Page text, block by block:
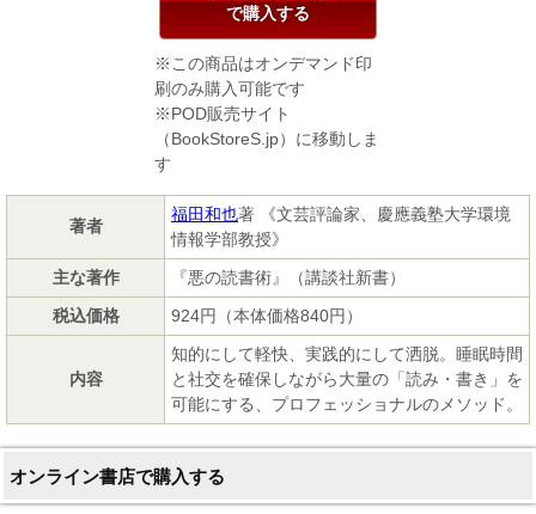
で購入する
※この商品はオンデマンド印
刷のみ購入可能です
※POD販売サイト
（BookStoreS.jp）に移動しま
す
著者
福田和也著 《文芸評論家、慶應義塾大学環境
情報学部教授》
主な著作
『悪の読書術』（講談社新書）
税込価格
924円（本体価格840円）
内容
知的にして軽快、実践的にして洒脱。睡眠時間
と社交を確保しながら大量の「読み・書き」を
可能にする、プロフェッショナルのメソッド。
オンライン書店で購入する